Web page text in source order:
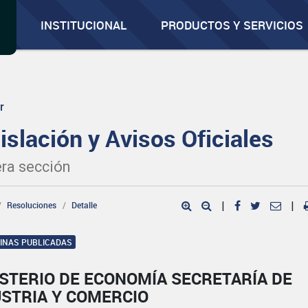
INSTITUCIONAL PRODUCTOS Y SERVICIOS
y Avisos Oficiales
sección
Resoluciones Detalle | |
PUBLICADAS
DE ECONOMÍA SECRETARÍA DE
Y COMERCIO